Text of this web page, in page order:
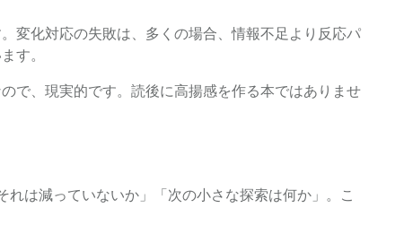
変化対応の失敗は、多くの場合、情報不足より反応パ
す。
で、現実的です。読後に高揚感を作る本ではありませ
は減っていないか」「次の小さな探索は何か」。こ